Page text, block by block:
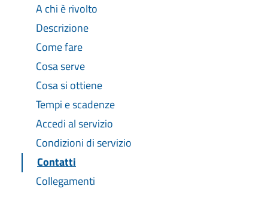
A chi è rivolto
Descrizione
Come fare
Cosa serve
Cosa si ottiene
Tempi e scadenze
Accedi al servizio
Condizioni di servizio
Contatti
Collegamenti